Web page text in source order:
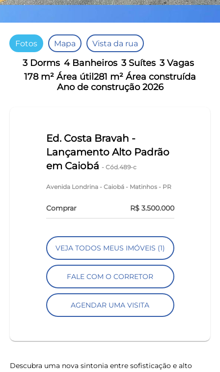
Fotos Mapa Vista da rua
3 Dorms 4 Banheiros 3 Suítes 3 Vagas
178 m² Área útil281 m² Área construída
Ano de construção 2026
Ed. Costa Bravah -
Lançamento Alto Padrão
em Caiobá - Cód.489-c
Avenida Londrina - Caiobá - Matinhos - PR
Comprar R$ 3.500.000
VEJA TODOS MEUS IMÓVEIS (1)
FALE COM O CORRETOR
AGENDAR UMA VISITA
Descubra uma nova sintonia entre sofisticação e alto